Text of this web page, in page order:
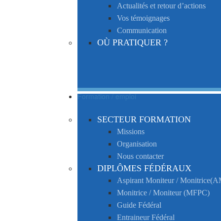
Actualités et retour d’actions
Vos témoignages
Communication
OÙ PRATIQUER ?
Formation / emploi
SECTEUR FORMATION
Missions
Organisation
Nous contacter
DIPLÔMES FÉDÉRAUX
Aspirant Moniteur /
Monitrice / Moniteur (MFPC)
Guide Fédéral
Entraineur Fédéral